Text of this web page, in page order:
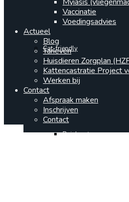
Cat-friendly
Reiskaart
Vaccinatie
Voedingsadvies
Actueel
Blog
Tarieven
Huisdieren Zorgplan
Kattencastratie Project
Werken bij
Contact
Afspraak maken
Inschrijven
Contact